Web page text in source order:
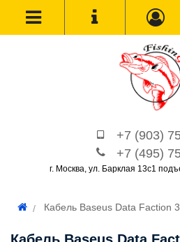
+7 (903)
+7 (495)
г. Москва, ул. Барклая 13с1
Кабель Baseus Data Faction
Кабель Baseus Data